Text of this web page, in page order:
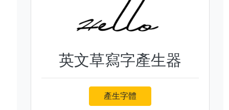
英文草寫字產生器
產生字體